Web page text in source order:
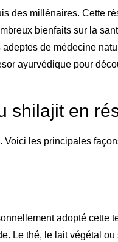
des millénaires. Cette
bienfaits sur la
de médecine
ayurvédique pour
shilajit en
les principales
adopté cette
Le thé, le lait végétal ou